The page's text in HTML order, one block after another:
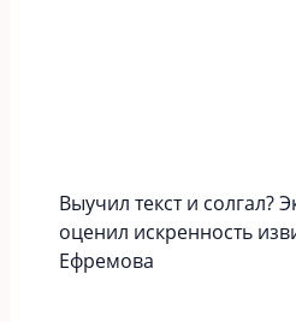
Выучил текст и солгал?
оценил искренность
Ефремова